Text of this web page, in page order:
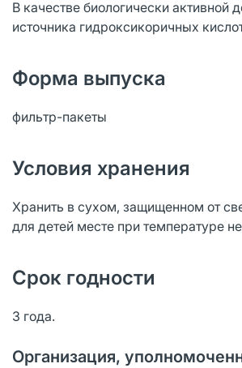
В качестве биологически активной
источника гидроксикоричных
Форма выпуска
фильтр-пакеты
Условия хранения
Хранить в сухом, защищенном от
для детей месте при температуре
Срок годности
3 года.
Организация,